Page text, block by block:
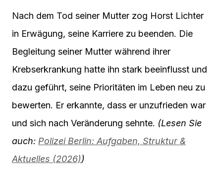
Nach dem Tod seiner Mutter zog Horst Lichter
in Erwägung, seine Karriere zu beenden. Die
Begleitung seiner Mutter während ihrer
Krebserkrankung hatte ihn stark beeinflusst und
dazu geführt, seine Prioritäten im Leben neu zu
bewerten. Er erkannte, dass er unzufrieden war
und sich nach Veränderung sehnte. (Lesen Sie
auch: Polizei Berlin: Aufgaben, Struktur &
Aktuelles (2026))